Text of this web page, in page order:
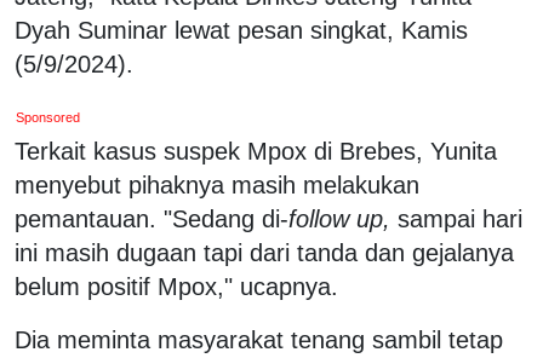
Dyah Suminar lewat pesan singkat, Kamis
(5/9/2024).
Sponsored
Terkait kasus suspek Mpox di Brebes, Yunita
menyebut pihaknya masih melakukan
pemantauan. "Sedang di-follow up, sampai hari
ini masih dugaan tapi dari tanda dan gejalanya
belum positif Mpox," ucapnya.
Dia meminta masyarakat tenang sambil tetap